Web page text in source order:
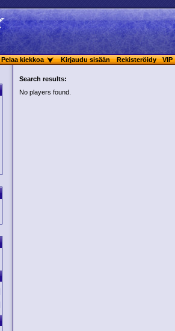
Pelaa kiekkoa Kirjaudu sisään Rekisteröidy VIP
Search results:
No players found.